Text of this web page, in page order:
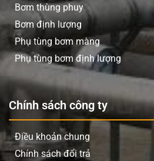
Bơm thùng phuy
Bơm định lượng
Phụ tùng bơm màng
Phụ tùng bơm định lượng
Chính sách công ty
Điều khoản chung
Chính sách đổi trả